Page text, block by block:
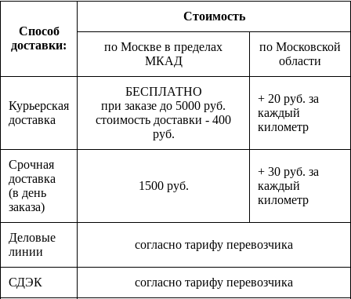
Способ
доставки:
Стоимость
по Москве в пределах
МКАД
по Московской
области
Курьерская
доставка
БЕСПЛАТНО
при заказе до 5000 руб.
стоимость доставки - 400
руб.
+ 20 руб. за
каждый
километр
Срочная
доставка
(в день
заказа)
1500 руб.
+ 30 руб. за
каждый
километр
Деловые
линии
согласно тарифу перевозчика
СДЭК согласно тарифу перевозчика